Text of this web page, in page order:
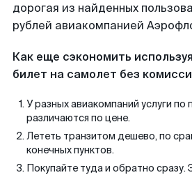
дорогая из найденных
рублей авиакомпанией
Как еще сэкономить
билет на самолет без
У разных авиакомпаний услуги по
различаются по цене.
Лететь транзитом дешево, по
конечных пунктов.
Покупайте туда и обратно сразу.